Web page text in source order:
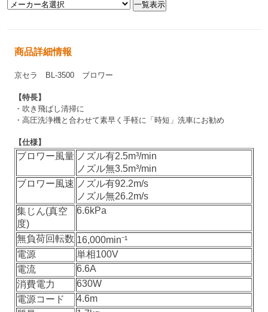
商品詳細情報
京セラ BL-3500 ブロワー
【特長】
・吹き飛ばし清掃に
・高圧洗浄機と合わせて素早く手軽に「時短」洗車にお勧め
【仕様】
ブロワー風量 ノズル有2.5m³/min
ノズル無3.5m³/min
ブロワー風速 ノズル有92.2m/s
ノズル無26.2m/s
集じん(真空
度)
6.6kPa
無負荷回転数 16,000min⁻¹
電源
単相100V
電流
6.6A
消費電力
630W
電源コード
4.6m